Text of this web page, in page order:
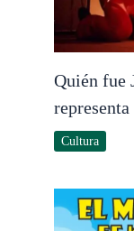
Quién fue
Cultura